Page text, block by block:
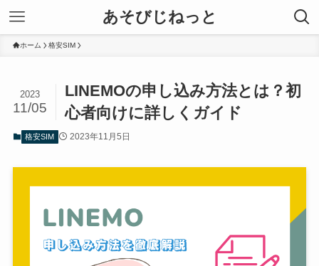
あそびじねっと
ホーム 格安SIM
LINEMOの申し込み方法とは？初
心者向けに詳しくガイド
2023
11/05
格安SIM 2023年11月5日